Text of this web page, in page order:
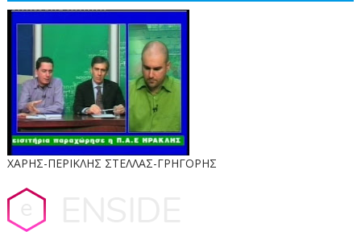
ΧΑΡΗΣ-ΠΕΡΙΚΛΗΣ ΣΤΕΛΛΑΣ-ΓΡΗΓΟΡΗΣ